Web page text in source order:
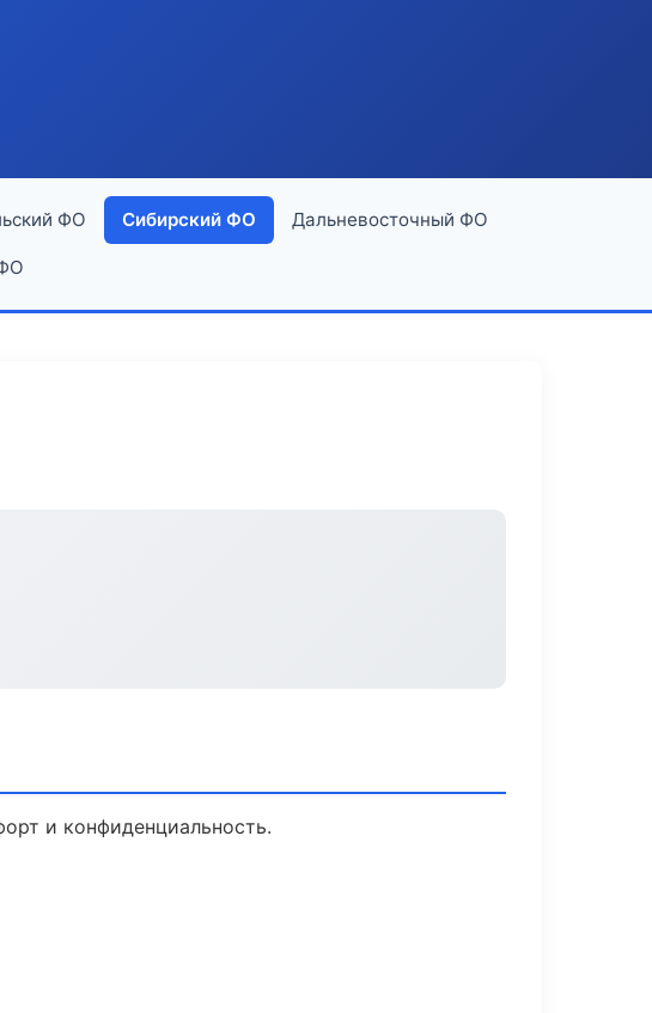
ФО Сибирский ФО Дальневосточный ФО
и конфиденциальность.